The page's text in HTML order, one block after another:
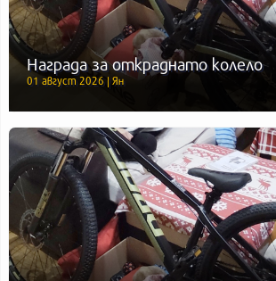
Награда за откраднато колело
01 август 2026 | Ян